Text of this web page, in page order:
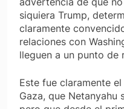
siquiera Trump,
claramente
relaciones con
lleguen a un punto de
Este fue claramente
Gaza, que Netanyahu